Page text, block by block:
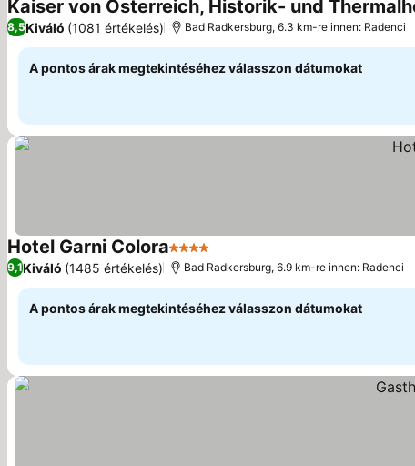
Kaiser von Österreich, Historik- und
8,5Kiváló (1081 értékelés) Bad Radkersburg, 6.3 km-re innen: Radenci
A pontos árak megtekintéséhez válasszon dátumokat
Hotel Garni Colora4 Kategória
9,1Kiváló (1485 értékelés) Bad Radkersburg, 6.9 km-re innen: Radenci
A pontos árak megtekintéséhez válasszon dátumokat